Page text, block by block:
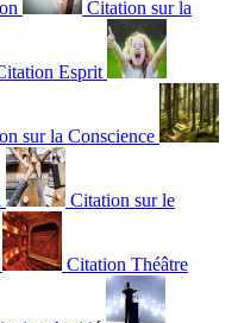
Citation sur la
Esprit
sur la Conscience
Citation sur le
Citation Théâtre